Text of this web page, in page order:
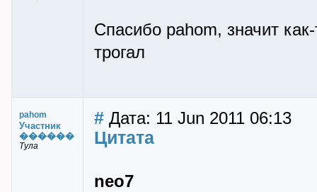
Спасибо pahom, значит
трогал
pahom
Участник
������
Тула
# Дата: 11 Jun 2011 06:13
Цитата
neo7